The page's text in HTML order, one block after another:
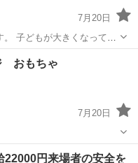
7月20日
子どもが大きくなって使
か遊んでいないので、ま
ちゃ
おもちゃ
7月20日
22000円来場者の安全を